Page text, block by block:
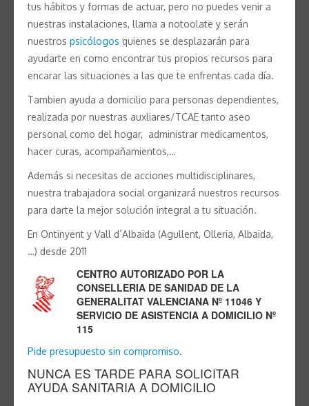
tus hábitos y formas de actuar, pero no puedes venir a
nuestras instalaciones, llama a notoolate y serán
nuestros psicólogos quienes se desplazarán para
ayudarte en como encontrar tus propios recursos para
encarar las situaciones a las que te enfrentas cada día.
Tambien ayuda a domicilio para personas dependientes,
realizada por nuestras auxliares/TCAE tanto aseo
personal como del hogar, administrar medicamentos,
hacer curas, acompañamientos,…
Además si necesitas de acciones multidisciplinares,
nuestra trabajadora social organizará nuestros recursos
para darte la mejor solución integral a tu situación.
En Ontinyent y Vall d´Albaida (Agullent, Olleria, Albaida,
…) desde 2011
CENTRO AUTORIZADO POR LA
CONSELLERIA DE SANIDAD DE LA
GENERALITAT VALENCIANA Nº 11046 Y
SERVICIO DE ASISTENCIA A DOMICILIO Nº
115
Pide presupuesto sin compromiso.
NUNCA ES TARDE PARA SOLICITAR
AYUDA SANITARIA A DOMICILIO